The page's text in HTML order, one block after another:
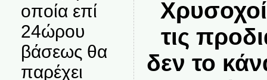
οποία επί
24ώρου
βάσεως θα
παρέχει
τις
δεν το